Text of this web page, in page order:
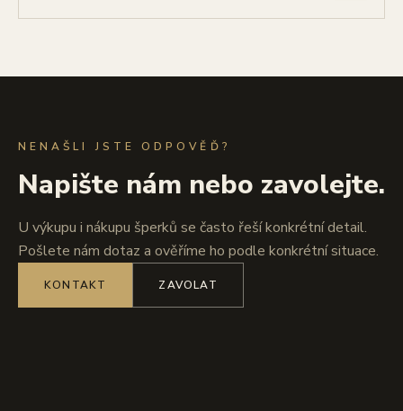
NENAŠLI JSTE ODPOVĚĎ?
Napište nám nebo zavolejte.
U výkupu i nákupu šperků se často řeší konkrétní detail.
Pošlete nám dotaz a ověříme ho podle konkrétní situace.
KONTAKT ZAVOLAT